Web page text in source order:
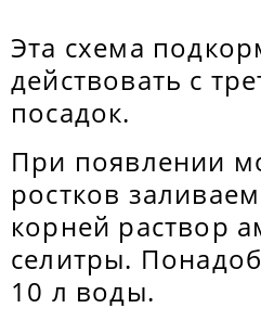
Эта схема
действовать с
посадок.
При появлении
ростков
корней раствор
селитры.
10 л воды.